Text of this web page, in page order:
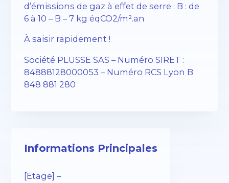
d’émissions de gaz à effet de serre : B : de
6 à 10 – B – 7 kg éqCO2/m².an
À saisir rapidement !
Société PLUSSE SAS – ​​Numéro SIRET :
84888128000053 – Numéro RCS Lyon B
848 881 280
Informations Principales
[Etage] –